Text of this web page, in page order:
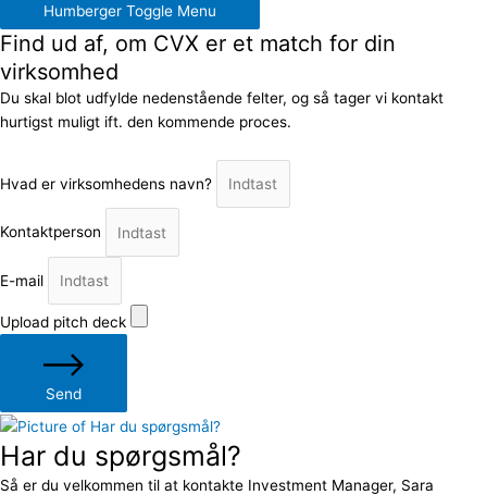
Humberger Toggle Menu
Find ud af, om CVX er et match for din
virksomhed
Du skal blot udfylde nedenstående felter, og så tager vi kontakt
hurtigst muligt ift. den kommende proces.
Hvad er virksomhedens navn?
Kontaktperson
E-mail
Upload pitch deck
Send
Har du spørgsmål?
Så er du velkommen til at kontakte Investment Manager, Sara